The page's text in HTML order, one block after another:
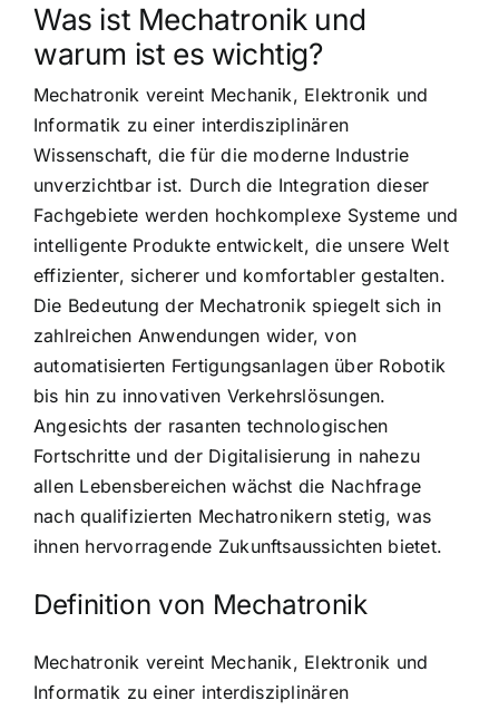
Was ist Mechatronik und
warum ist es wichtig?
Mechatronik vereint Mechanik, Elektronik und
Informatik zu einer interdisziplinären
Wissenschaft, die für die moderne Industrie
unverzichtbar ist. Durch die Integration dieser
Fachgebiete werden hochkomplexe Systeme und
intelligente Produkte entwickelt, die unsere Welt
effizienter, sicherer und komfortabler gestalten.
Die Bedeutung der Mechatronik spiegelt sich in
zahlreichen Anwendungen wider, von
automatisierten Fertigungsanlagen über Robotik
bis hin zu innovativen Verkehrslösungen.
Angesichts der rasanten technologischen
Fortschritte und der Digitalisierung in nahezu
allen Lebensbereichen wächst die Nachfrage
nach qualifizierten Mechatronikern stetig, was
ihnen hervorragende Zukunftsaussichten bietet.
Definition von Mechatronik
Mechatronik vereint Mechanik, Elektronik und
Informatik zu einer interdisziplinären